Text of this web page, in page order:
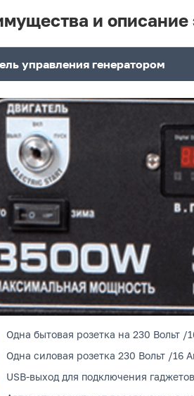
и описание
управления генератором
Одна бытовая розетка на 230 Вольт /
Одна силовая розетка 230 Вольт /16
USB-выход для подключения